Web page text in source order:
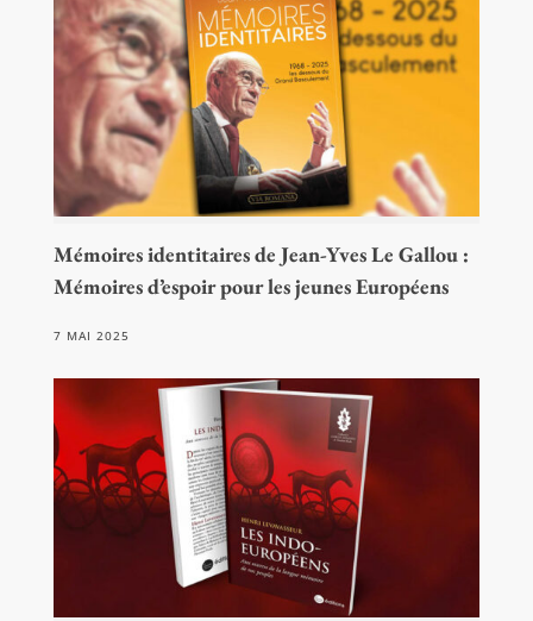
Mémoires identitaires de Jean-Yves Le Gallou :
Mémoires d’espoir pour les jeunes Européens
7 MAI 2025